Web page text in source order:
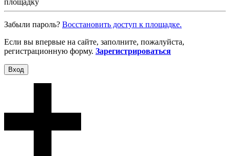
площадку
Забыли пароль? Восcтановить доступ к площадке.
Если вы впервые на сайте, заполните, пожалуйста,
регистрационную форму. Зарегистрироваться
Вход